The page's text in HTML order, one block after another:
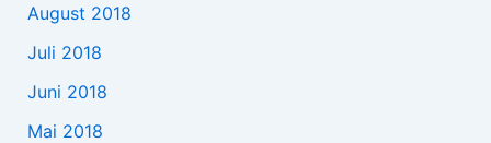
August 2018
Juli 2018
Juni 2018
Mai 2018